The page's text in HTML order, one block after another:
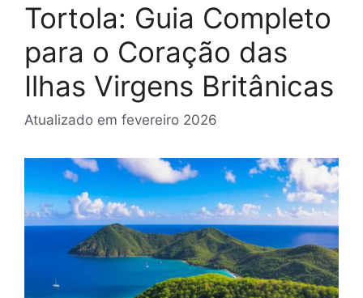
Tortola: Guia Completo
para o Coração das
Ilhas Virgens Britânicas
Atualizado em fevereiro 2026